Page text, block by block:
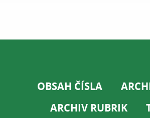
OBSAH ČÍSLA
ARCHIV RUBRIK